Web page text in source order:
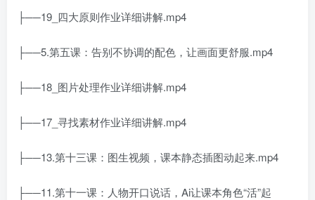
├──19_四大原则作业详细讲解.mp4
├──5.第五课：告别不协调的配色，让画面更舒服.mp4
├──18_图片处理作业详细讲解.mp4
├──17_寻找素材作业详细讲解.mp4
├──13.第十三课：图生视频，课本静态插图动起来.mp4
├──11.第十一课：人物开口说话，Ai让课本角色“活”起